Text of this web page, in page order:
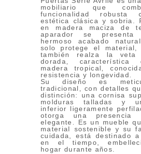
mobiliario que
funcionalidad robusta
estética clásica y sobria.
en madera maciza de
aparador se
hermoso acabado
solo protege el material,
también realza la veta
dorada, característica
madera tropical,
resistencia y longevidad.
Su diseño es
tradicional, con detalles
distinción: una cornisa
molduras talladas y
inferior ligeramente
otorga una presencia
elegante. Es un mueble
material sostenible y su
cuidada, está destinado
en el tiempo,
hogar durante años.